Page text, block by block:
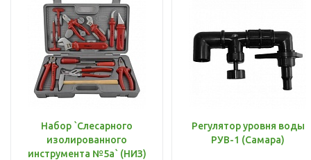
Набор `Слесарного
изолированного
инструмента №5а` (НИЗ)
Регулятор уровня воды
РУВ-1 (Самара)